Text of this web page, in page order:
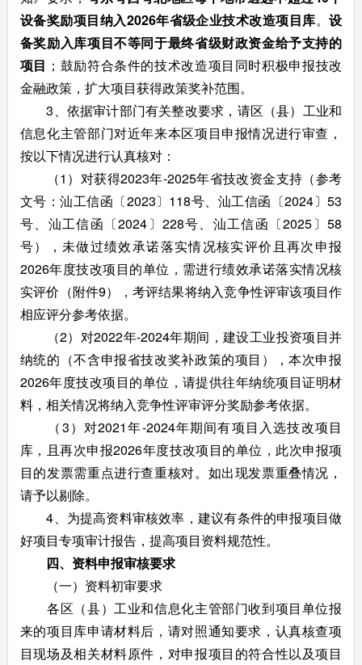
设备奖励项目纳入2026年省级企业技术改造项目库。设
备奖励入库项目不等同于最终省级财政资金给予支持的
项目 ；鼓励符合条件的技术改造项目同时积极申报技改
金融政策，扩大项目获得政策奖补范围。
3、依据审计部门有关整改要求，请区（县）工业和
信息化主管部门对近年来本区项目申报情况进行审查，
按以下情况进行认真核对：
（1）对获得2023年-2025年省技改资金支持（参考
文号：汕工信函〔2023〕118号、汕工信函〔2024〕53
号、汕工信函〔2024〕228号、汕工信函〔2025〕58
号），未做过绩效承诺落实情况核实评价且再次申报
2026年度技改项目的单位，需进行绩效承诺落实情况核
实评价（附件9），考评结果将纳入竞争性评审该项目作
相应评分参考依据。
（2）对2022年-2024年期间，建设工业投资项目并
纳统的（不含申报省技改奖补政策的项目），本次申报
2026年度技改项目的单位，请提供往年纳统项目证明材
料，相关情况将纳入竞争性评审评分奖励参考依据。
（3）对2021年-2024年期间有项目入选技改项目
库，且再次申报2026年度技改项目的单位，此次申报项
目的发票需重点进行查重核对。如出现发票重叠情况，
请予以剔除。
4、为提高资料审核效率，建议有条件的申报项目做
好项目专项审计报告，提高项目资料规范性。
四、资料申报审核要求
（一）资料初审要求
各区（县）工业和信息化主管部门收到项目单位报
来的项目库申请材料后，请对照通知要求，认真核查项
目现场及相关材料原件，对申报项目的符合性以及项目